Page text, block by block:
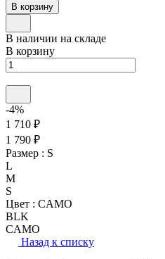
В корзину
В наличии на складе
В корзину
-4%
1 710 ₽
1 790 ₽
Размер : S
L
M
S
Цвет : CAMO
BLK
CAMO
Назад к списку